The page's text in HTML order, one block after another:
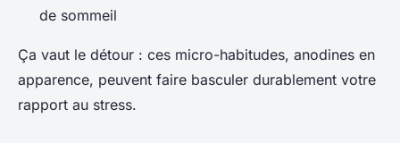
de sommeil
Ça vaut le détour : ces micro-habitudes, anodines en
apparence, peuvent faire basculer durablement votre
rapport au stress.